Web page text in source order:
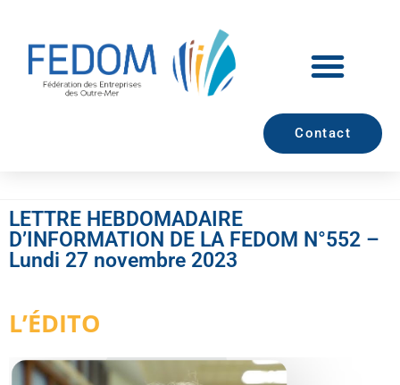
Contact
LETTRE HEBDOMADAIRE
D’INFORMATION DE LA FEDOM N°552 –
Lundi 27 novembre 2023
L’ÉDITO